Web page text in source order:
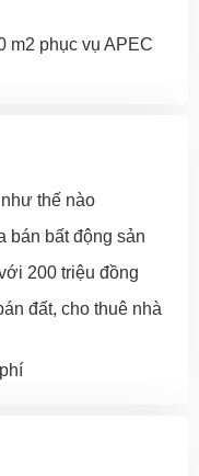
m2 phục vụ APEC
thế nào
bán bất động sản
200 triệu đồng
đất, cho thuê nhà